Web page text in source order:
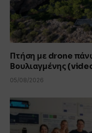
Πτήση με drone
Βουλιαγμένης
05/08/2026